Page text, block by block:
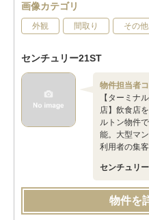
画像カテゴリ
外観 間取り その
センチュリー21ST
物件担当者
【ターミナ
店】飲食店
ルトン物件
能。大型マ
利用者の集
センチュリ
物件を